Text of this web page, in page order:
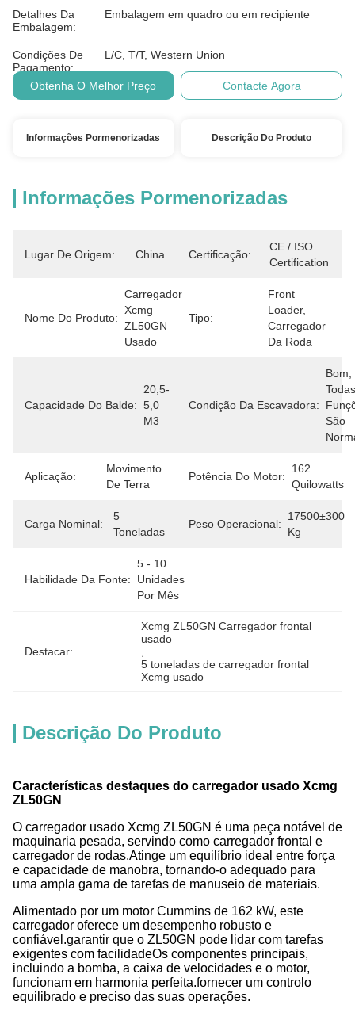
Detalhes Da
Embalagem:
Embalagem em quadro ou em recipiente
Condições De
Pagamento:
L/C, T/T, Western Union
Obtenha O Melhor Preço Contacte Agora
Informações Pormenorizadas Descrição Do Produto
Informações Pormenorizadas
Lugar De Origem: China Certificação:
CE / ISO
Certification
Nome Do Produto:
Carregador
Xcmg
ZL50GN
Usado
Tipo:
Front
Loader,
Carregador
Da Roda
Capacidade Do Balde:
20,5-
5,0
M3
Condição Da Escavadora:
Bom,
São
Aplicação:
Movimento
De Terra
Potência Do Motor:
162
Quilowatts
Carga Nominal:
5
Toneladas
Peso Operacional:
17500±300
Kg
Habilidade Da Fonte:
5 - 10
Unidades
Por Mês
Destacar:
Xcmg ZL50GN Carregador frontal
usado
5 toneladas de carregador frontal
Xcmg usado
Descrição Do Produto
Características destaques do carregador usado Xcmg
ZL50GN
O carregador usado Xcmg ZL50GN é uma peça notável de
maquinaria pesada, servindo como carregador frontal e
carregador de rodas.Atinge um equilíbrio ideal entre força
e capacidade de manobra, tornando-o adequado para
uma ampla gama de tarefas de manuseio de materiais.
Alimentado por um motor Cummins de 162 kW, este
carregador oferece um desempenho robusto e
confiável.garantir que o ZL50GN pode lidar com tarefas
exigentes com facilidadeOs componentes principais,
incluindo a bomba, a caixa de velocidades e o motor,
funcionam em harmonia perfeita.fornecer um controlo
equilibrado e preciso das suas operações.